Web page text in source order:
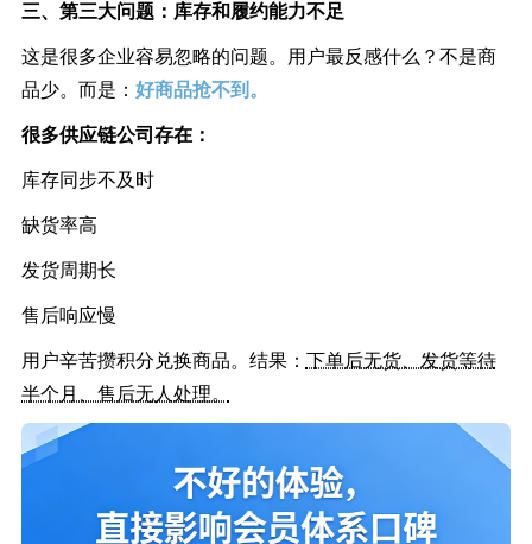
三、 第三大问题： 库存和履约能力不足
这是很多企业容易忽略的问题。用户最反感什么？不是商
品少。而是： 好商品抢不到。
很多供应链公司存在：
库存同步不及时
缺货率高
发货周期长
售后响应慢
用户辛苦攒积分兑换商品。结果： 下单后无货、发货等待
半个月、售后无人处理。